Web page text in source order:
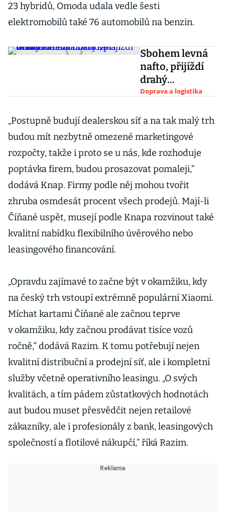
23 hybridů, Omoda udala vedle šesti
elektromobilů také 76 automobilů na benzin.
Sbohem levná
nafto, přijíždí
drahý
elektrobus.
obmění flotily
ve velkém
Doprava a logistika
„Postupně budují dealerskou síť a na tak malý trh
budou mít nezbytně omezené marketingové
rozpočty, takže i proto se u nás, kde rozhoduje
poptávka firem, budou prosazovat pomaleji,“
dodává Knap. Firmy podle něj mohou tvořit
zhruba osmdesát procent všech prodejů. Mají-li
Číňané uspět, musejí podle Knapa rozvinout také
kvalitní nabídku flexibilního úvěrového nebo
leasingového financování.
„Opravdu zajímavé to začne být v okamžiku, kdy
na český trh vstoupí extrémně populární Xiaomi.
Míchat kartami Číňané ale začnou teprve
v okamžiku, kdy začnou prodávat tisíce vozů
ročně,“ dodává Razim. K tomu potřebují nejen
kvalitní distribuční a prodejní síť, ale i kompletní
služby včetně operativního leasingu. „O svých
kvalitách, a tím pádem zůstatkových hodnotách
aut budou muset přesvědčit nejen retailové
zákazníky, ale i profesionály z bank, leasingových
společností a flotilové nákupčí,“ říká Razim.